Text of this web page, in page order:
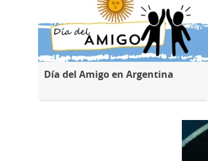
Día del Amigo en Argentina